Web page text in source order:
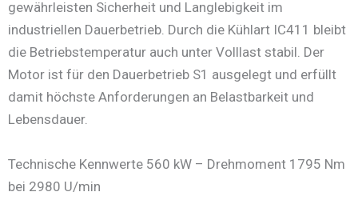
gewährleisten Sicherheit und Langlebigkeit im
industriellen Dauerbetrieb. Durch die Kühlart IC411 bleibt
die Betriebstemperatur auch unter Volllast stabil. Der
Motor ist für den Dauerbetrieb S1 ausgelegt und erfüllt
damit höchste Anforderungen an Belastbarkeit und
Lebensdauer.
Technische Kennwerte 560 kW – Drehmoment 1795 Nm
bei 2980 U/min